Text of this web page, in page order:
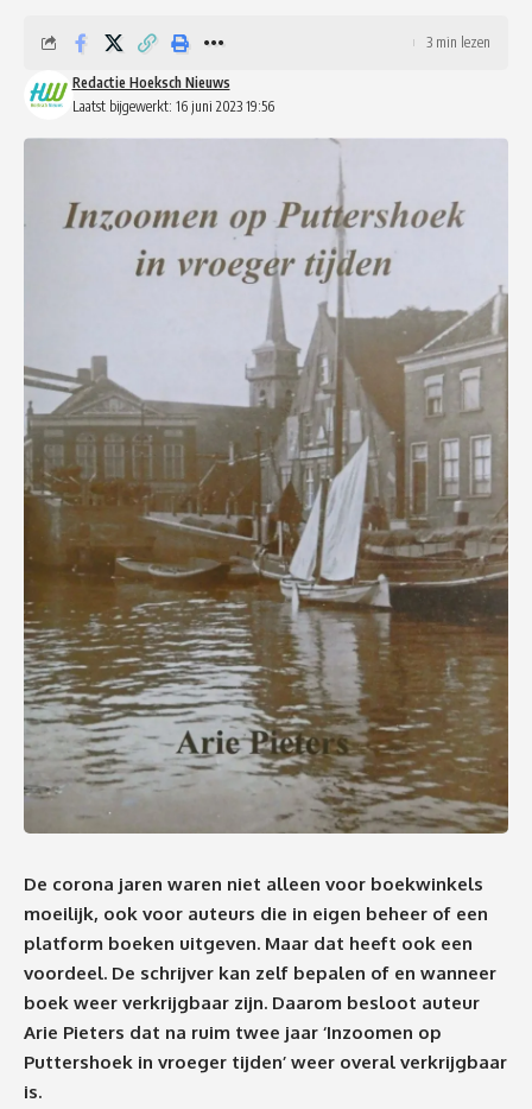
Laatst bijgewerkt: 16 juni 2023 19:56
Redactie Hoeksch Nieuws
3 min lezen
De corona jaren waren niet alleen voor boekwinkels
moeilijk, ook voor auteurs die in eigen beheer of een
platform boeken uitgeven. Maar dat heeft ook een
voordeel. De schrijver kan zelf bepalen of en wanneer
boek weer verkrijgbaar zijn. Daarom besloot auteur
Arie Pieters dat na ruim twee jaar ‘Inzoomen op
Puttershoek in vroeger tijden’ weer overal verkrijgbaar
is.